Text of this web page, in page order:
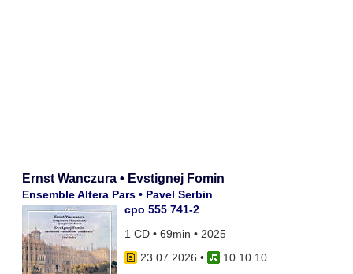
Ernst Wanczura • Evstignej Fomin
Ensemble Altera Pars • Pavel Serbin
cpo 555 741-2
1 CD • 69min • 2025
23.07.2026 •
10 10 10